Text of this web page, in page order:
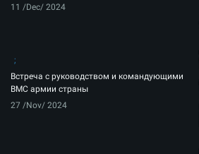
11 /Dec/ 2024
Встреча с руководством и командующими
ВМС армии страны
27 /Nov/ 2024